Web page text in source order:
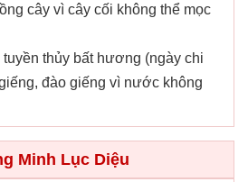
cây vì cây cối không thể mọc
tuyền thủy bất hương (ngày chi
đào giếng vì nước không
Minh Lục Diệu